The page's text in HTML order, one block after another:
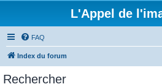
L'Appel de
FAQ
Index du forum
Rechercher